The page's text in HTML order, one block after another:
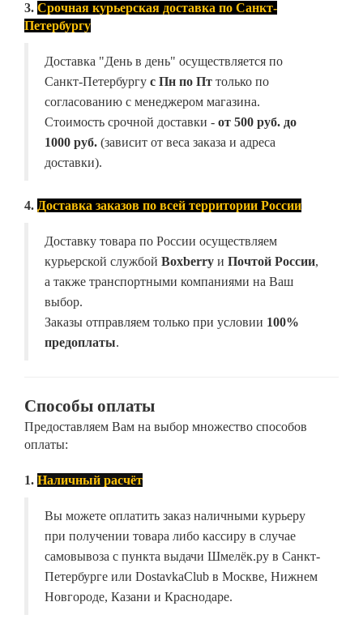
3. Срочная курьерская доставка по Санкт-
Петербургу
Доставка "День в день" осуществляется по
Санкт-Петербургу с Пн по Пт только по
согласованию с менеджером магазина.
Стоимость срочной доставки - от 500 руб. до
1000 руб. (зависит от веса заказа и адреса
доставки).
4. Доставка заказов по всей территории России
Доставку товара по России осуществляем
курьерской службой Boxberry и Почтой России,
а также транспортными компаниями на Ваш
выбор.
Заказы отправляем только при условии 100%
предоплаты.
Способы оплаты
Предоставляем Вам на выбор множество способов
оплаты:
1. Наличный расчёт
Вы можете оплатить заказ наличными курьеру
при получении товара либо кассиру в случае
самовывоза с пункта выдачи Шмелёк.ру в Санкт-
Петербурге или DostavkaClub в Москве, Нижнем
Новгороде, Казани и Краснодаре.